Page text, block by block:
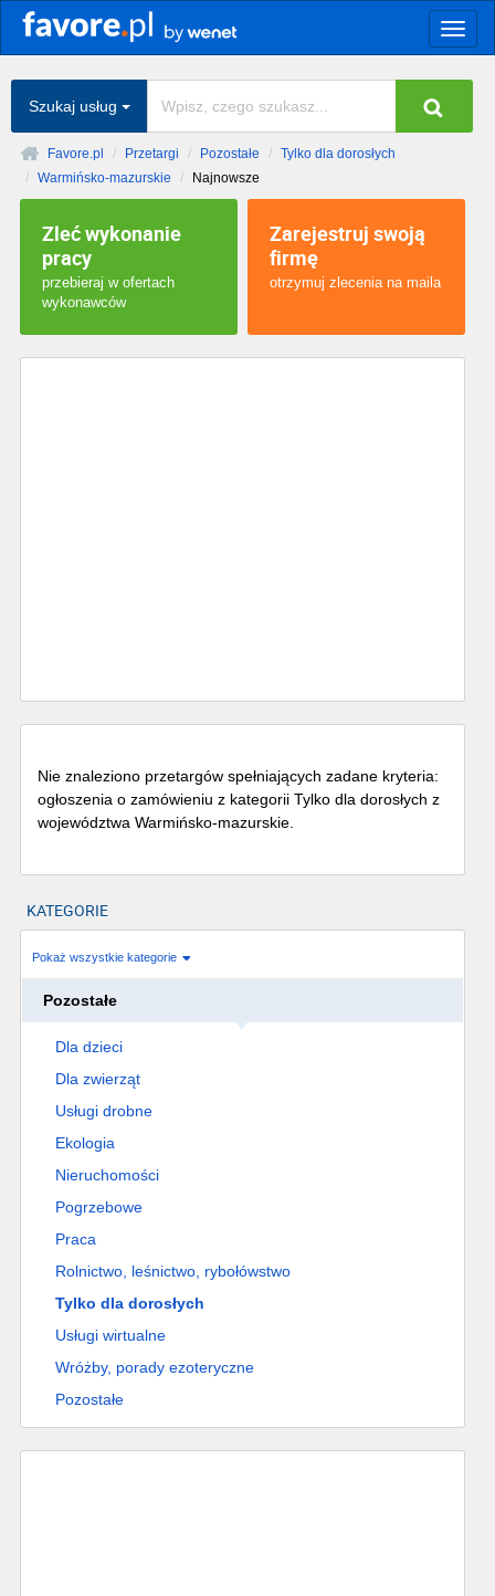
Szukaj usług
Favore.pl Przetargi Pozostałe
Tylko dla dorosłych
Warmińsko-mazurskie
Najnowsze
Zleć wykonanie
pracy
przebieraj w ofertach
wykonawców
Zarejestruj swoją
firmę
otrzymuj zlecenia na maila
Nie znaleziono przetargów spełniających zadane kryteria:
ogłoszenia o zamówieniu z kategorii Tylko dla dorosłych z
województwa Warmińsko-mazurskie.
KATEGORIE
Pokaż wszystkie kategorie
Pozostałe
Dla dzieci
Dla zwierząt
Usługi drobne
Ekologia
Nieruchomości
Pogrzebowe
Praca
Rolnictwo, leśnictwo, rybołówstwo
Tylko dla dorosłych
Usługi wirtualne
Wróżby, porady ezoteryczne
Pozostałe